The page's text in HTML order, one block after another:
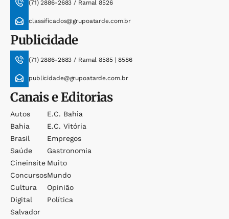
(71) 2886-2683 / Ramal 8526
classificados@grupoatarde.com.br
Publicidade
(71) 2886-2683 / Ramal 8585 | 8586
publicidade@grupoatarde.com.br
Canais e Editorias
Autos
Bahia
Brasil
Saúde
Cineinsite
Concursos
Cultura
Digital
Salvador
E.c. Bahia
E.c. Vitória
Empregos
Gastronomia
Muito
Mundo
Opinião
Política